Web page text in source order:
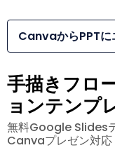
CanvaからPPTに
手描きフロ
ョンテンプ
無料Google Slides
Canvaプレゼン対応